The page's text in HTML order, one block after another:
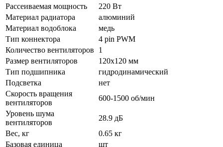
Рассеиваемая мощность
220 Вт
Материал радиатора
алюминий
Материал водоблока
медь
Тип коннектора
4 pin PWM
Количество вентиляторов
1
Размер вентиляторов
120x120 мм
Тип подшипника
гидродинамический
Подсветка
нет
Скорость вращения
вентиляторов
600-1500 об/мин
Уровень шума
вентиляторов
28.9 дБ
Вес, кг
0.65 кг
Базовая единица
шт